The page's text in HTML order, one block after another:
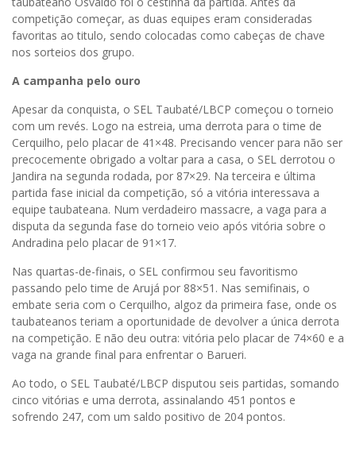
competição começar, as duas equipes eram consideradas
favoritas ao titulo, sendo colocadas como cabeças de chave
nos sorteios dos grupo.
A campanha pelo ouro
Apesar da conquista, o SEL Taubaté/LBCP começou o torneio
com um revés. Logo na estreia, uma derrota para o time de
Cerquilho, pelo placar de 41×48. Precisando vencer para não ser
precocemente obrigado a voltar para a casa, o SEL derrotou o
Jandira na segunda rodada, por 87×29. Na terceira e última
partida fase inicial da competição, só a vitória interessava a
equipe taubateana. Num verdadeiro massacre, a vaga para a
disputa da segunda fase do torneio veio após vitória sobre o
Andradina pelo placar de 91×17.
Nas quartas-de-finais, o SEL confirmou seu favoritismo
passando pelo time de Arujá por 88×51. Nas semifinais, o
embate seria com o Cerquilho, algoz da primeira fase, onde os
taubateanos teriam a oportunidade de devolver a única derrota
na competição. E não deu outra: vitória pelo placar de 74×60 e a
vaga na grande final para enfrentar o Barueri.
Ao todo, o SEL Taubaté/LBCP disputou seis partidas, somando
cinco vitórias e uma derrota, assinalando 451 pontos e
sofrendo 247, com um saldo positivo de 204 pontos.